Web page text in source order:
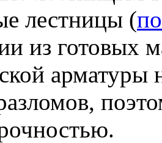
лестницы (
из готовых